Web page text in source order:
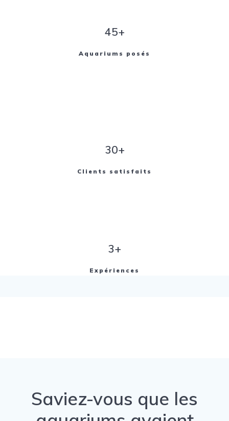
45+
Aquariums posés
30+
Clients satisfaits
3+
Expériences
Saviez-vous que les